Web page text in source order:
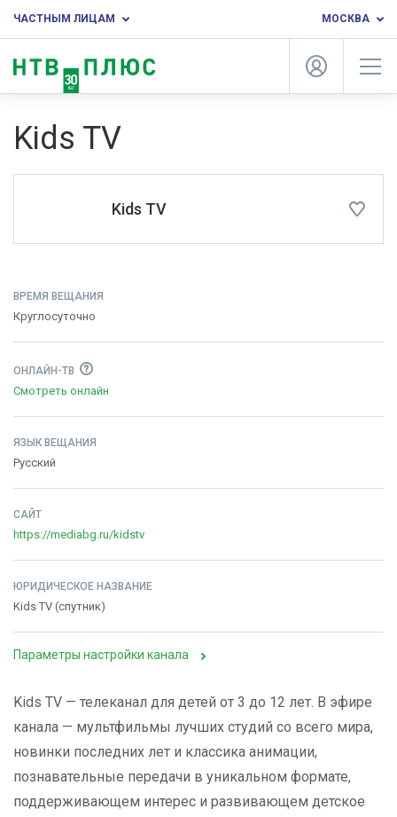
ЧАСТНЫМ ЛИЦАМ МОСКВА
Kids TV
Kids TV
ВРЕМЯ ВЕЩАНИЯ
Круглосуточно
ОНЛАЙН-ТВ
Смотреть онлайн
ЯЗЫК ВЕЩАНИЯ
Русский
САЙТ
https://mediabg.ru/kidstv
ЮРИДИЧЕСКОЕ НАЗВАНИЕ
Kids TV (спутник)
Параметры настройки канала
Kids TV — телеканал для детей от 3 до 12 лет. В эфире
канала — мультфильмы лучших студий со всего мира,
новинки последних лет и классика анимации,
познавательные передачи в уникальном формате,
поддерживающем интерес и развивающем детское